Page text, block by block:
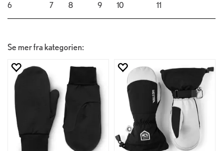
6 7 8 9 10 11
Se mer fra kategorien: